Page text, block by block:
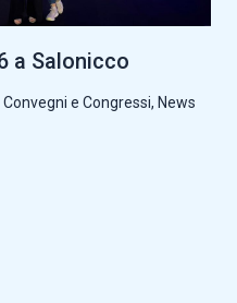
a Salonicco
Convegni e Congressi, News